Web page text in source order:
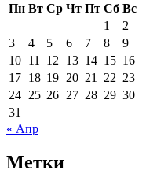
Пн Вт Ср Чт Пт Сб Вс
1
2
3
4 5 6 7 8
9
10 11 12 13 14 15 16
17 18 19 20 21 22 23
24 25 26 27 28 29 30
31
« Апр
Метки